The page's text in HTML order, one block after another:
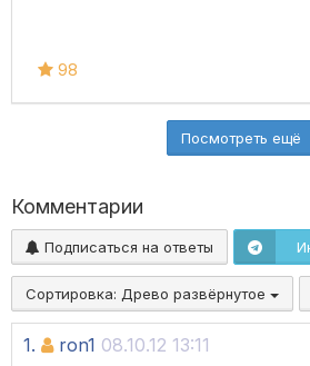
98
Посмотреть ещё
Комментарии
Подписаться на ответы
Сортировка: Древо развёрнутое
1. ron1 08.10.12 13:11